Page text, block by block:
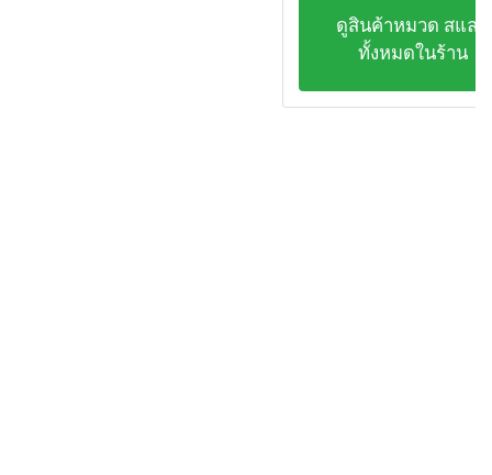
ดูสินค้าหมวด สแลน
ทั้งหมดในร้าน